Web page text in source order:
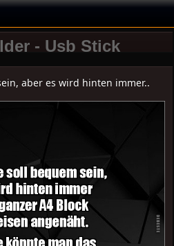
- Usb Stick
aber es wird hinten immer..